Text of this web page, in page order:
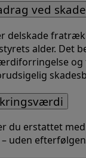
ved skade
delskade
alder. Det
og
du erstattet
uden